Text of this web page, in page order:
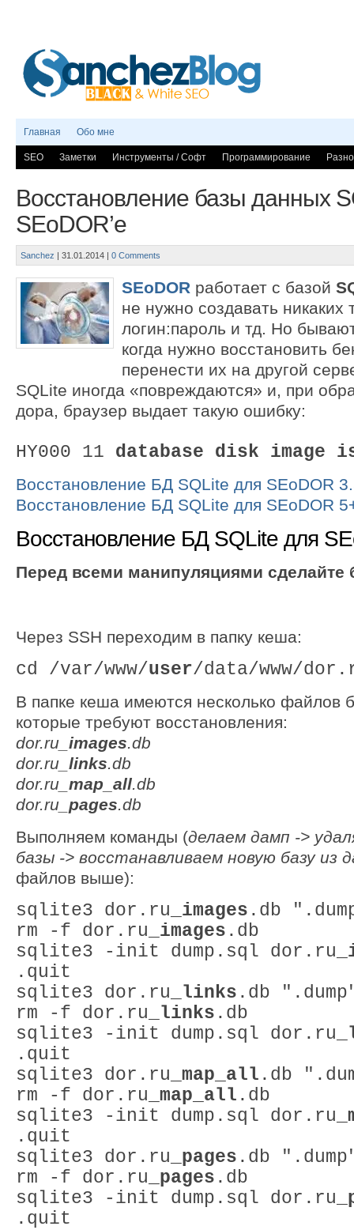
Главная Обо мне
SEO Заметки Инструменты / Софт Программирование
Восстановление базы данных
SEoDOR’e
Sanchez | 31.01.2014 | 0 Comments
SEoDOR работает с базой
не нужно создавать никаких
логин:пароль и тд. Но
когда нужно восстановить
перенести их на другой
SQLite иногда «повреждаются» и, при
дора, браузер выдает такую ошибку:
HY000 11 database disk image
Восстановление БД SQLite для SEoDOR
Восстановление БД SQLite для SEoDOR
Восстановление БД SQLite для
Перед всеми манипуляциями сделайте
Через SSH переходим в папку кеша:
cd /var/www/user/data/www/
В папке кеша имеются несколько файлов
которые требуют восстановления:
dor.ru_ images.db
dor.ru_ links.db
dor.ru_ map_all.db
dor.ru_ pages.db
Выполняем команды (делаем дамп ->
базы -> восстанавливаем новую базу из
файлов выше):
sqlite3 dor.ru_ images .db
rm -f dor.ru_ images .db
sqlite3 -init dump.sql dor.ru_
.quit
sqlite3 dor.ru_ links .db
rm -f dor.ru_ links .db
sqlite3 -init dump.sql dor.ru_
.quit
sqlite3 dor.ru_ map_all .db
rm -f dor.ru_ map_all .db
sqlite3 -init dump.sql dor.ru_
.quit
sqlite3 dor.ru_ pages .db
rm -f dor.ru_ pages .db
sqlite3 -init dump.sql dor.ru_
.quit